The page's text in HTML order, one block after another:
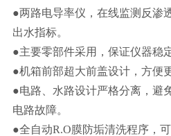
●两路电导率仪，在线监测反渗
出水指标。
●主要零部件采用，保证仪器稳
●机箱前部超大前盖设计，方便
●电路、水路设计严格分离，避
电路故障。
●全自动R.O膜防垢清洗程序，